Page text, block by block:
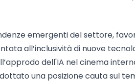
emergenti del settore,
all’inclusività di nuove
dell'IA nel cinema
una posizione cauta sul